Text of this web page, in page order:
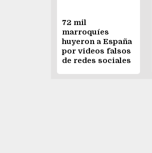
72 mil
marroquíes
huyeron a España
por videos falsos
de redes sociales